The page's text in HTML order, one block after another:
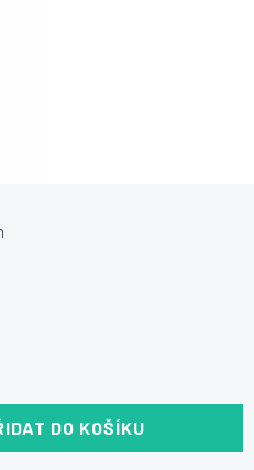
DO KOŠÍKU